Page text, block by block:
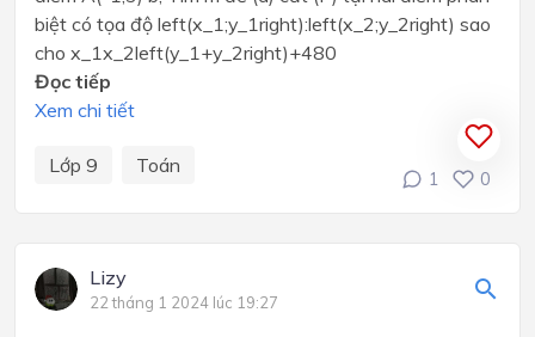
biệt có tọa độ left(x_1;y_1right):left(x_2;y_2right) sao
cho x_1x_2left(y_1+y_2right)+480
Đọc tiếp
Xem chi tiết
Lớp 9 Toán
1 0
Lizy
22 tháng 1 2024 lúc 19:27